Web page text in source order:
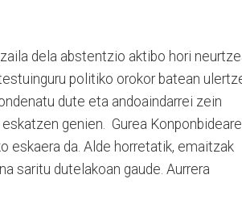
dela abstentzio aktibo hori
politiko orokor batean
dute eta andoaindarrei zein
genien. Gurea
eskaera da. Alde horretatik, emaitzak
saritu dutelakoan gaude. Aurrera